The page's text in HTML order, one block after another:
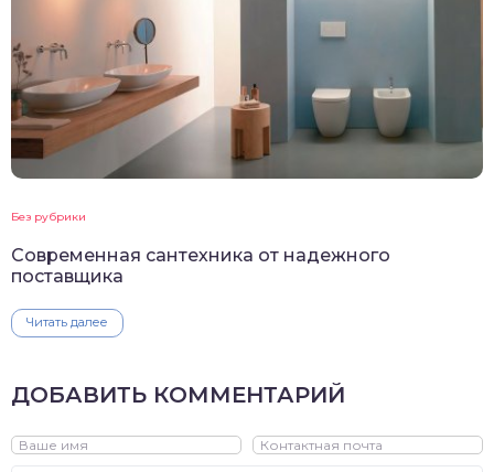
Без рубрики
Современная сантехника от надежного
поставщика
Читать далее
ДОБАВИТЬ КОММЕНТАРИЙ